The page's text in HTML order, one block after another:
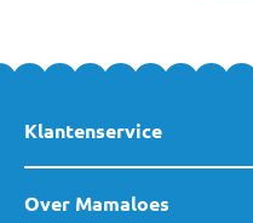
Klantenservice
Over Mamaloes